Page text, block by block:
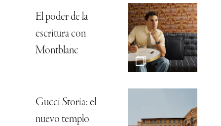
El poder de la
escritura con
Montblanc
Gucci Storia: el
nuevo templo